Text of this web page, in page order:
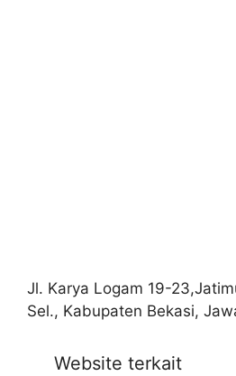
Jl. Karya Logam 19-
Sel., Kabupaten Bekasi,
Website terkait